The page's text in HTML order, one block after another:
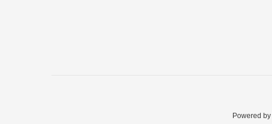
Powered by